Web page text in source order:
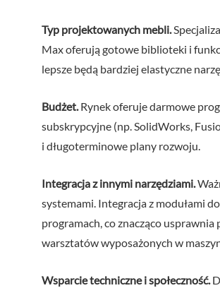
Typ projektowanych mebli.
Max oferują gotowe biblioteki i
lepsze będą bardziej elastyczne
Budżet.Rynek oferuje darmowe
subskrypcyjne (np. SolidWorks,
i długoterminowe plany rozwoju.
Integracja z innymi narzędziami.
systemami. Integracja z modułami
programach, co znacząco
warsztatów wyposażonych w
Wsparcie techniczne i społeczność.